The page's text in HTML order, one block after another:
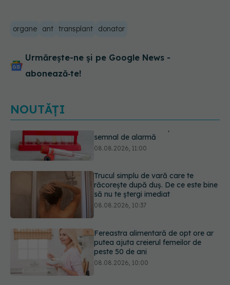
organe ant transplant donator
Urmărește-ne și pe Google News -
abonează‑te!
NOUTĂȚI
Trucul simplu de vară care te
08.08.2026, 10:37
Fereastra alimentară de opt ore ar
08.08.2026, 10:00
Ceaiul care ajută organismul să